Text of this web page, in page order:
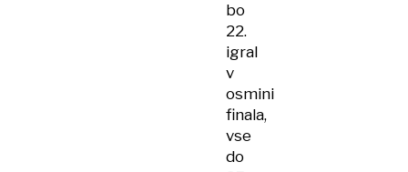
bo
22.
igral
v
osmini
finala,
vse
do